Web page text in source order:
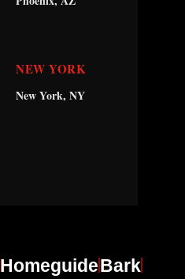
NEW YORK
New York, NY
HomeguideBark